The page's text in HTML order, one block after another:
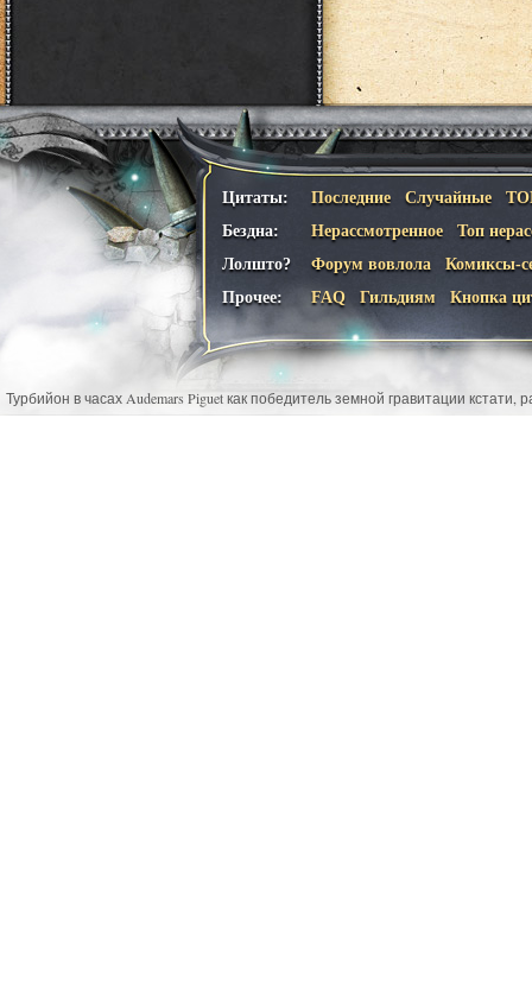
Цитаты: Последние Случайные
Бездна:
Нерассмотренное
Топ
Лолшто?
Форум вовлола
Комиксы-
Прочее:
FAQ Гильдиям Кнопка
Турбийон в часах Audemars Piguet как победитель земной гравитации